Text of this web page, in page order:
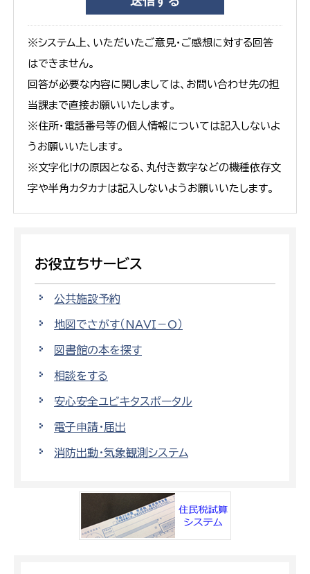
※システム上、いただいたご意見・ご感想に対する回答
はできません。
回答が必要な内容に関しましては、お問い合わせ先の担
当課まで直接お願いいたします。
※住所・電話番号等の個人情報については記入しないよ
うお願いいたします。
※文字化けの原因となる、丸付き数字などの機種依存文
字や半角カタカナは記入しないようお願いいたします。
お役立ちサービス
公共施設予約
地図でさがす（NAVI－O）
図書館の本を探す
相談をする
安心安全ユビキタスポータル
電子申請・届出
消防出動・気象観測システム